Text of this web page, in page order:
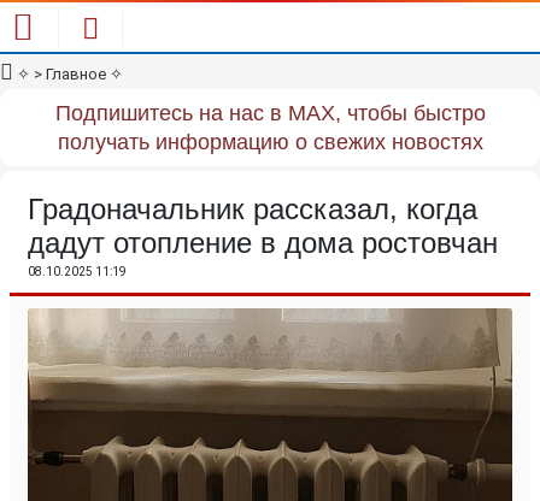
✧ > Главное ✧
Подпишитесь на нас в MAX, чтобы быстро
получать информацию о свежих новостях
Градоначальник рассказал, когда
дадут отопление в дома ростовчан
08.10.2025 11:19